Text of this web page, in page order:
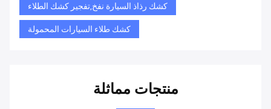
كشك رذاذ السيارة نفخ,تفجير كشك الطلاء
كشك طلاء السيارات المحمولة
منتجات مماثلة